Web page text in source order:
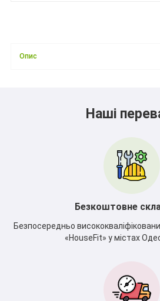
Опис
Наші
Безкоштовне
Безпосередньо
«HouseFit» у містах